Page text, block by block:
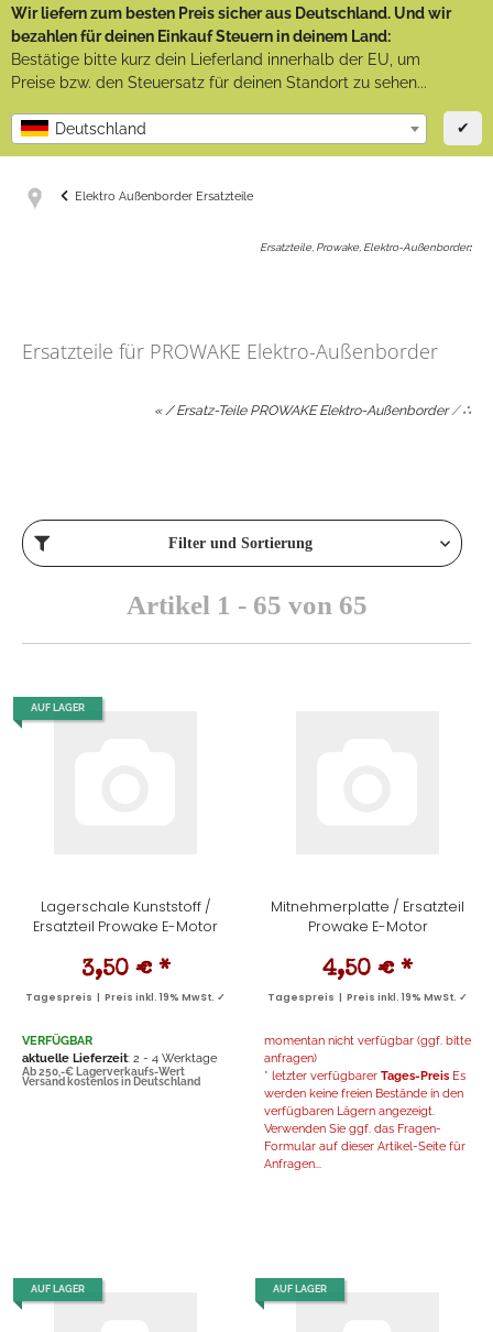
Wir liefern zum besten Preis sicher aus Deutschland. Und wir
bezahlen für deinen Einkauf Steuern in deinem Land:
Bestätige bitte kurz dein Lieferland innerhalb der EU, um
Preise bzw. den Steuersatz für deinen Standort zu sehen...
Deutschland ✔
Elektro Außenborder Ersatzteile
Ersatzteile, Prowake, Elektro-Außenborder:
Ersatzteile für PROWAKE Elektro-Außenborder
« / Ersatz-Teile PROWAKE Elektro-Außenborder/∴
Filter und Sortierung
Artikel 1 - 65 von 65
AUF LAGER
Lagerschale Kunststoff /
Ersatzteil Prowake E-Motor
3,50 € *
Tagespreis | Preis inkl. 19% MwSt. ✓
VERFÜGBAR
aktuelle Lieferzeit: 2 - 4 Werktage
Ab 250,-€ Lagerverkaufs-Wert
Versand kostenlos in Deutschland
Mitnehmerplatte / Ersatzteil
Prowake E-Motor
4,50 € *
Tagespreis | Preis inkl. 19% MwSt. ✓
momentan nicht verfügbar (ggf. bitte
anfragen)
* letzter verfügbarer Tages-Preis Es
werden keine freien Bestände in den
verfügbaren Lägern angezeigt.
Verwenden Sie ggf. das Fragen-
Formular auf dieser Artikel-Seite für
Anfragen...
AUF LAGER AUF LAGER